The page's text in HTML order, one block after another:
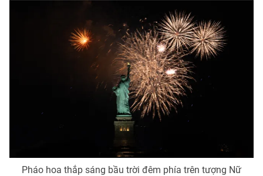
Pháo hoa thắp sáng bầu trời đêm phía trên tượng Nữ